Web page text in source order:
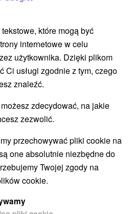
44' 56.49''
50' 28.47''które mogą być
internetowe w celu
użytkownika. Dzięki plikom
Ci usługi zgodnie z tym, czego
znaleźć.
zdecydować, na jakie
zezwolić.
przechowywać pliki cookie na
one absolutnie niezbędne do
Twojej zgody na
cookie.